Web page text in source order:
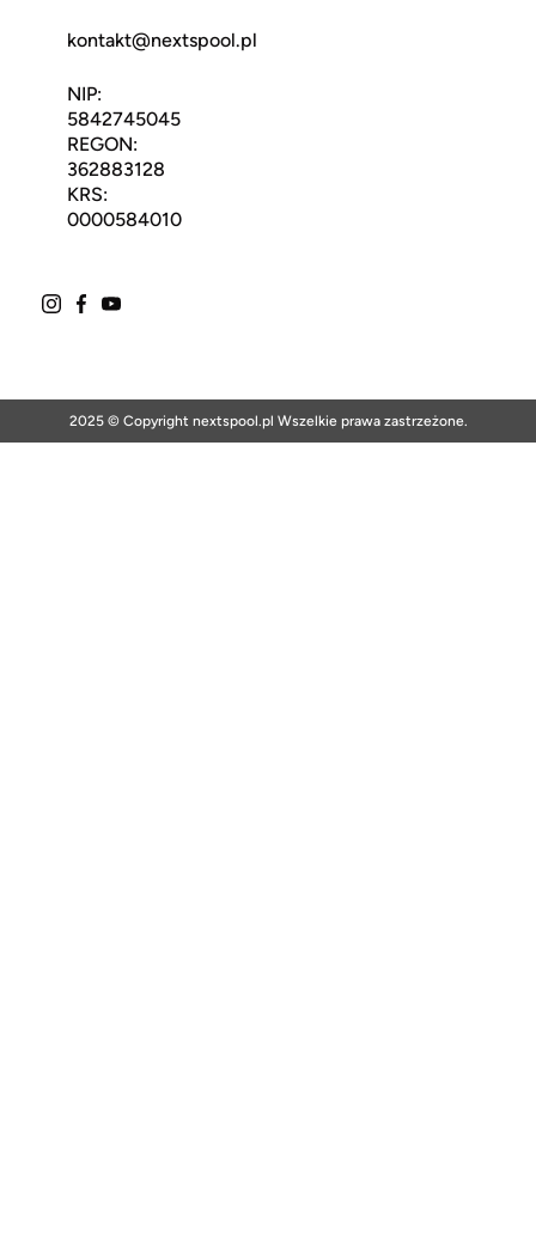
kontakt@nextspool.pl
NIP:
5842745045
REGON:
362883128
KRS:
0000584010